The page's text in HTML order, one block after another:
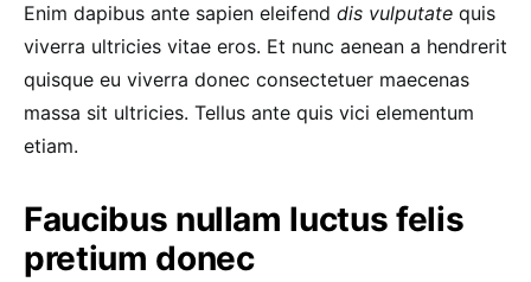
Enim dapibus ante sapien eleifend dis vulputate quis
viverra ultricies vitae eros. Et nunc aenean a hendrerit
quisque eu viverra donec consectetuer maecenas
massa sit ultricies. Tellus ante quis vici elementum
etiam.
Faucibus nullam luctus felis
pretium donec